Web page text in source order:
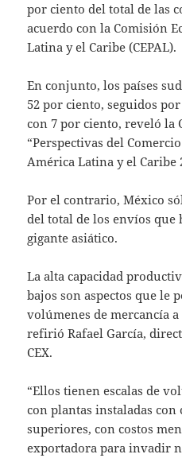
por ciento del total de las
acuerdo con la Comisión
Latina y el Caribe (CEPAL).
En conjunto, los países
52 por ciento, seguidos
con 7 por ciento, reveló la
“Perspectivas del
América Latina y el Caribe
Por el contrario, México
del total de los envíos que
gigante asiático.
La alta capacidad
bajos son aspectos que le
volúmenes de mercancía
refirió Rafael García,
CEX.
“Ellos tienen escalas de
con plantas instaladas con
superiores, con costos
exportadora para invadir